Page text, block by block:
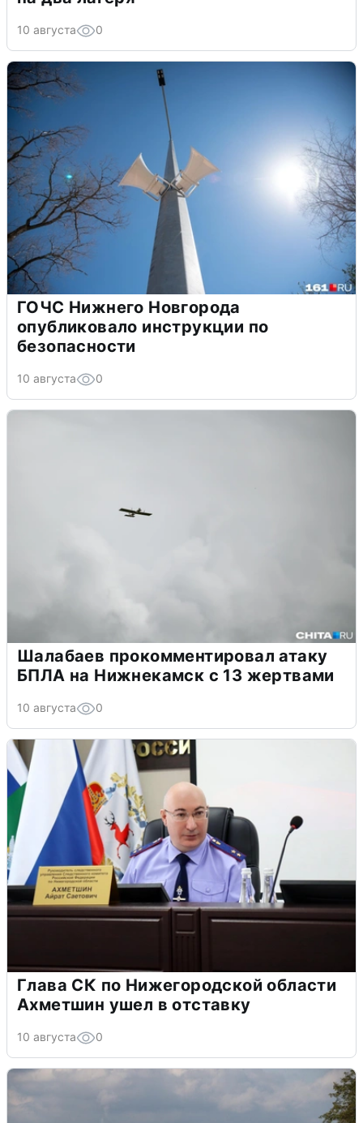
10 августа 0
ГОЧС Нижнего Новгорода
опубликовало инструкции по
безопасности
10 августа 0
Шалабаев прокомментировал атаку
БПЛА на Нижнекамск с 13 жертвами
10 августа 0
Глава СК по Нижегородской области
Ахметшин ушел в отставку
10 августа 0